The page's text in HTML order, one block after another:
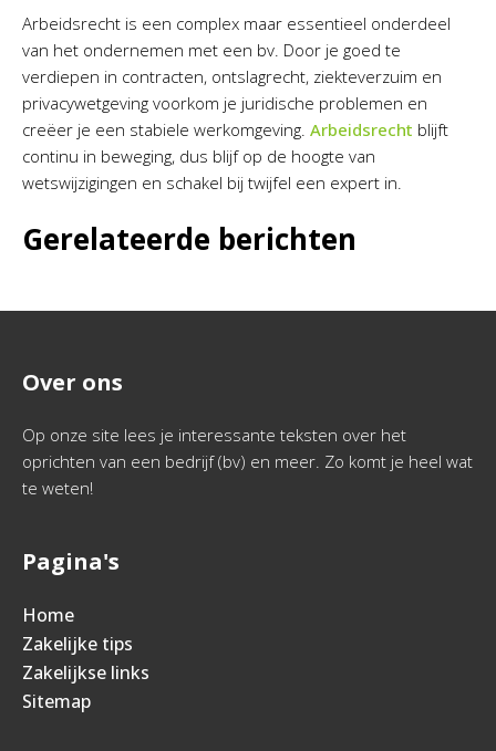
Arbeidsrecht is een complex maar essentieel onderdeel
van het ondernemen met een bv. Door je goed te
verdiepen in contracten, ontslagrecht, ziekteverzuim en
privacywetgeving voorkom je juridische problemen en
creëer je een stabiele werkomgeving. Arbeidsrecht blijft
continu in beweging, dus blijf op de hoogte van
wetswijzigingen en schakel bij twijfel een expert in.
Gerelateerde berichten
Over ons
Op onze site lees je interessante teksten over het
oprichten van een bedrijf (bv) en meer. Zo komt je heel wat
te weten!
Pagina's
Home
Zakelijke tips
Zakelijkse links
Sitemap